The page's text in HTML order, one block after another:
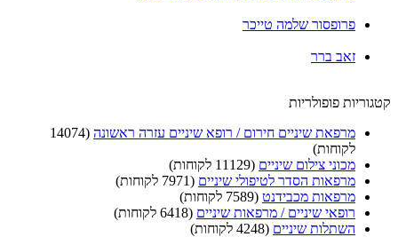
פרופסור שלמה טייכר
זאב ברר
פופולריות
מרפאת שיניים חירום / רופא שיניים עזרה ראשונה (14074
לקוחות)
מכוני צילום שיניים (11129 לקוחות)
מרפאות הסדר לטיפולי שיניים (7971 לקוחות)
מרפאות מכבידנט (7589 לקוחות)
רופאי שיניים / מרפאות שיניים (6418 לקוחות)
השתלות שיניים (4248 לקוחות)